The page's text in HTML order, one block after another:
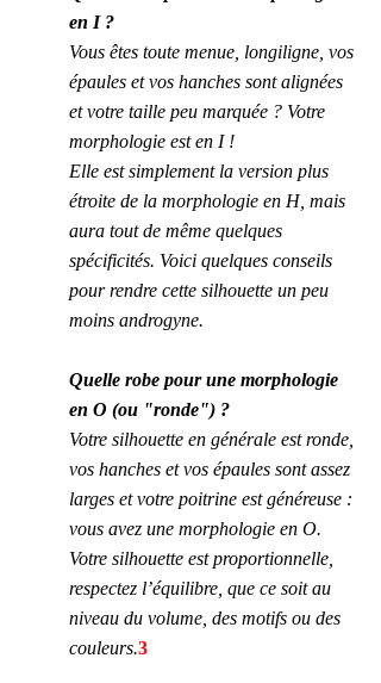
en I ?
Vous êtes toute menue, longiligne, vos
épaules et vos hanches sont alignées
et votre taille peu marquée ? Votre
morphologie est en I !
Elle est simplement la version plus
étroite de la morphologie en H, mais
aura tout de même quelques
spécificités. Voici quelques conseils
pour rendre cette silhouette un peu
moins androgyne.
Quelle robe pour une morphologie
en O (ou "ronde") ?
Votre silhouette en générale est ronde,
vos hanches et vos épaules sont assez
larges et votre poitrine est généreuse :
vous avez une morphologie en O.
Votre silhouette est proportionnelle,
respectez l’équilibre, que ce soit au
niveau du volume, des motifs ou des
couleurs.3